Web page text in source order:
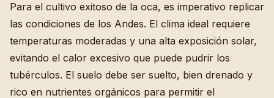
Para el cultivo exitoso de la oca, es imperativo replicar
las condiciones de los Andes. El clima ideal requiere
temperaturas moderadas y una alta exposición solar,
evitando el calor excesivo que puede pudrir los
tubérculos. El suelo debe ser suelto, bien drenado y
rico en nutrientes orgánicos para permitir el